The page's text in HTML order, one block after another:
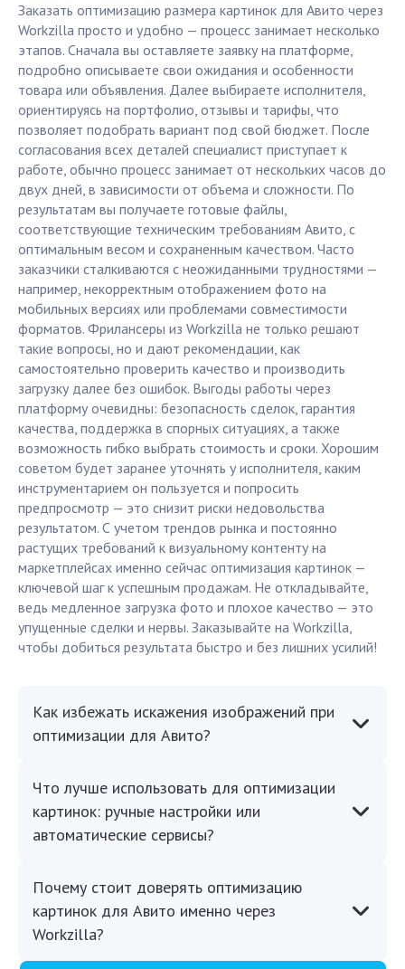
Заказать оптимизацию размера картинок для Авито через
Workzilla просто и удобно — процесс занимает несколько
этапов. Сначала вы оставляете заявку на платформе,
подробно описываете свои ожидания и особенности
товара или объявления. Далее выбираете исполнителя,
ориентируясь на портфолио, отзывы и тарифы, что
позволяет подобрать вариант под свой бюджет. После
согласования всех деталей специалист приступает к
работе, обычно процесс занимает от нескольких часов до
двух дней, в зависимости от объема и сложности. По
результатам вы получаете готовые файлы,
соответствующие техническим требованиям Авито, с
оптимальным весом и сохраненным качеством. Часто
заказчики сталкиваются с неожиданными трудностями —
например, некорректным отображением фото на
мобильных версиях или проблемами совместимости
форматов. Фрилансеры из Workzilla не только решают
такие вопросы, но и дают рекомендации, как
самостоятельно проверить качество и производить
загрузку далее без ошибок. Выгоды работы через
платформу очевидны: безопасность сделок, гарантия
качества, поддержка в спорных ситуациях, а также
возможность гибко выбрать стоимость и сроки. Хорошим
советом будет заранее уточнять у исполнителя, каким
инструментарием он пользуется и попросить
предпросмотр — это снизит риски недовольства
результатом. С учетом трендов рынка и постоянно
растущих требований к визуальному контенту на
маркетплейсах именно сейчас оптимизация картинок —
ключевой шаг к успешным продажам. Не откладывайте,
ведь медленное загрузка фото и плохое качество — это
упущенные сделки и нервы. Заказывайте на Workzilla,
чтобы добиться результата быстро и без лишних усилий!
Как избежать искажения изображений при
оптимизации для Авито?
Что лучше использовать для оптимизации
картинок: ручные настройки или
автоматические сервисы?
Почему стоит доверять оптимизацию
картинок для Авито именно через
Workzilla?